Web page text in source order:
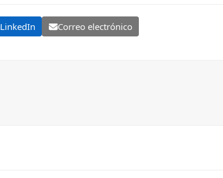
LinkedIn Correo electrónico